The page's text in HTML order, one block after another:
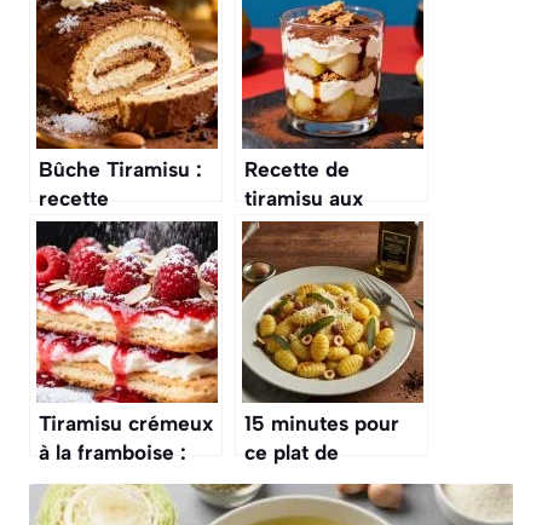
Bûche Tiramisu :
recette
gourmande de
Noël
Recette de
tiramisu aux
poires : un dessert
gourmand et
original
Tiramisu crémeux
à la framboise :
recette
gourmande
15 minutes pour
ce plat de
gnocchis poêlés à
la sauge et aux